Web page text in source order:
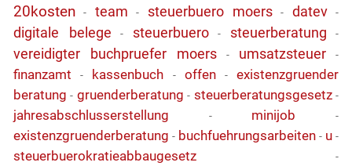
20kosten - team - steuerbuero moers- datev-
digitale belege - steuerbuero- steuerberatung -
vereidigter buchpruefer moers - umsatzsteuer -
finanzamt - kassenbuch - offen-existenzgruender
beratung - gruenderberatung - steuerberatungsgesetz-
jahresabschlusserstellung - minijob -
existenzgruenderberatung - buchfuehrungsarbeiten - u -
steuerbuerokratieabbaugesetz -